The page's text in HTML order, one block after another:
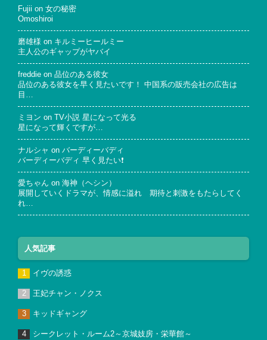
Fujii on 女の秘密
Omoshiroi
磨雄様 on キルミーヒールミー
主人公のギャップがヤバイ
freddie on 品位のある彼女
品位のある彼女を早く見たいです！ 中国系の販売会社の広告は
目…
ミヨン on
TV小説 星になって光る
星になって輝くですが…
ナルシャ on バーディーバディ
バーディーバディ 早く見たい❗
愛ちゃん on 海神（ヘシン）
展開していくドラマが、情感に溢れ 期待と刺激をもたらしてく
れ…
人気記事
イヴの誘惑
王妃チャン・ノクス
キッドギャング
シークレット・ルーム2～京城妓房・栄華館～